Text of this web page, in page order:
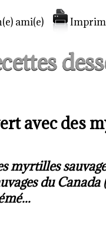
ami(e)
avec des
myrtilles
du